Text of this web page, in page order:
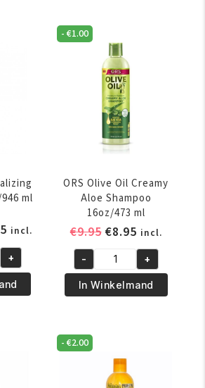
aantal
ml
Huidige
prijs
is:
€10.95.
incl.
+
-€1.00
ORS Olive Oil Creamy
Aloe Shampoo
16oz/473 ml
€9.95 Oorspronkelijke
was:
€9.95.
€8.95Huidige
prijs
is:
€8.95.
incl.
ORS
Olive
Oil
Aloe
Shampoo
16oz/473
- +
In Winkelmand
-€2.00